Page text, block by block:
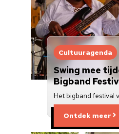
Cultuuragenda
Swing mee
Bigband
Het bigband festival
Ontdek meer